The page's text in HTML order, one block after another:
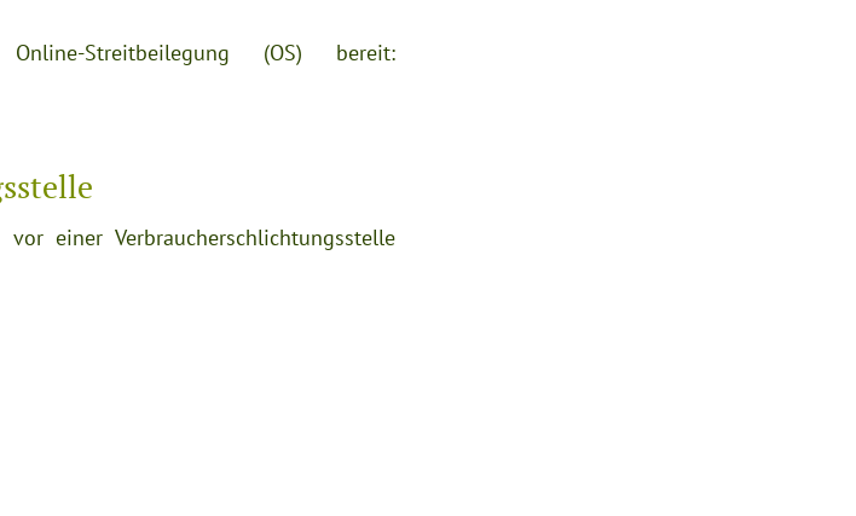
Streitbeilegung (OS) bereit:
einer Verbraucherschlichtungsstelle